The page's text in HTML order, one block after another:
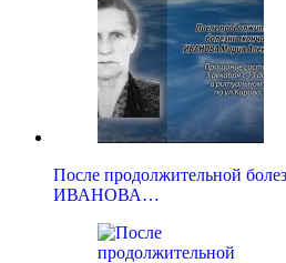
После продолжительной
ИВАНОВА…